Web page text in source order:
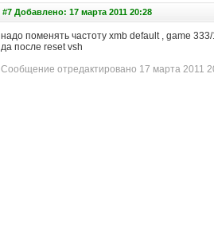
#7 Добавлено: 17 марта 2011 20:28
надо поменять частоту xmb default , game
да после reset vsh
Сообщение отредактировано 17 марта 2011